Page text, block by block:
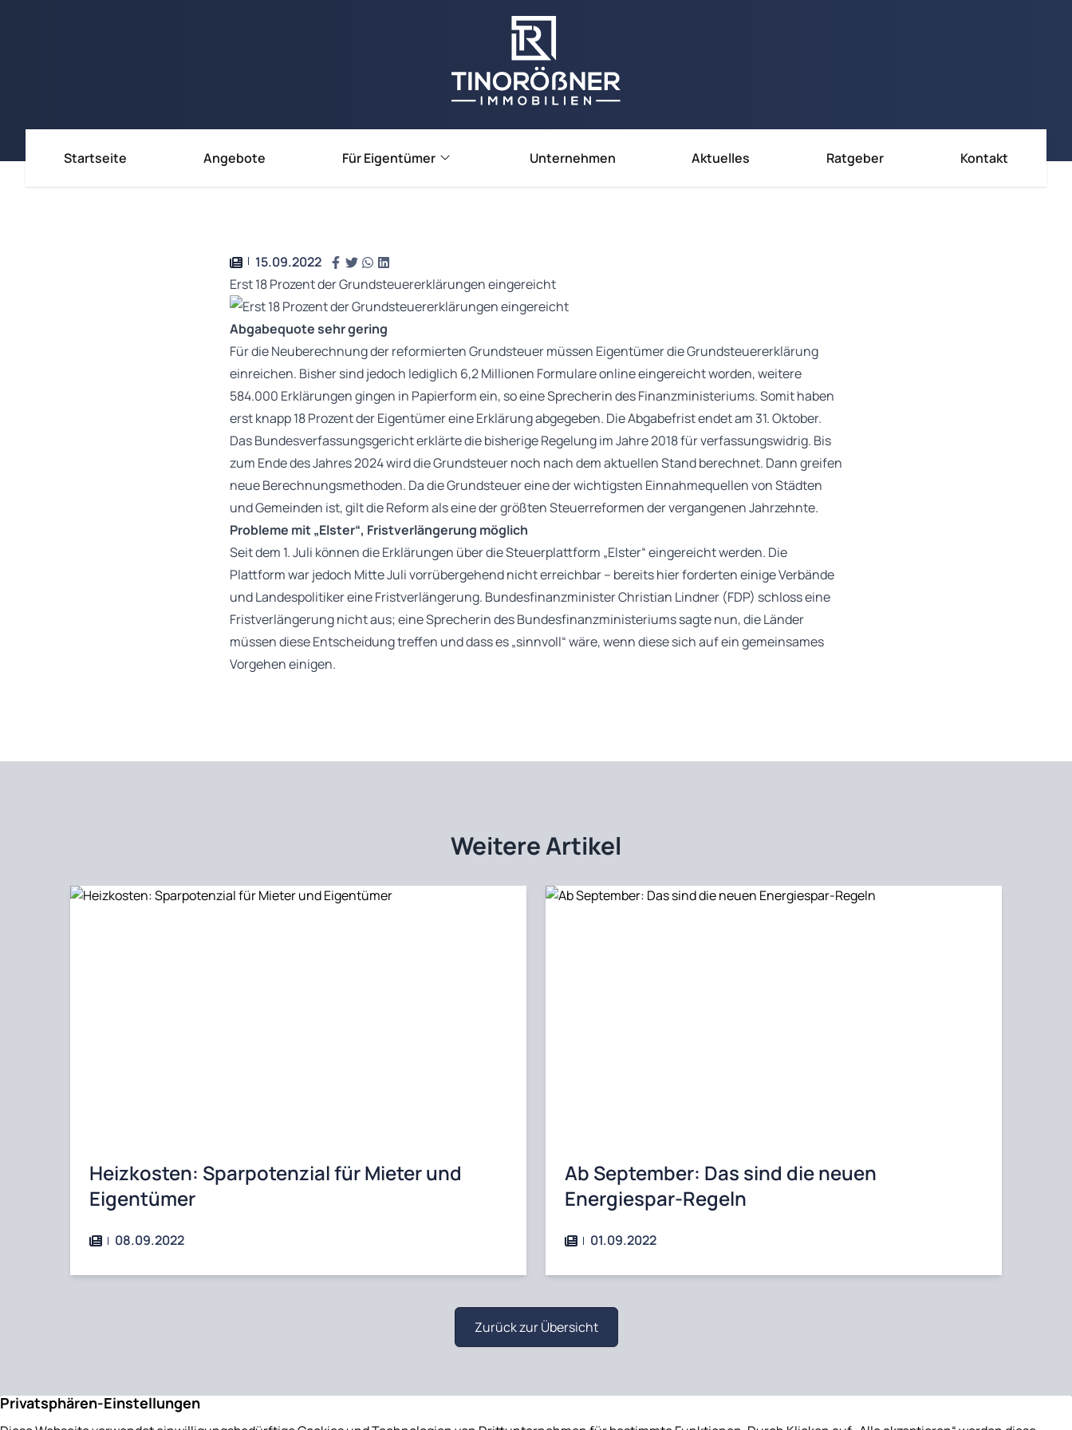
Startseite Angebote
Für Eigentümer
Unternehmen Aktuelles Ratgeber Kontakt
15.09.2022
Erst 18 Prozent der Grundsteuererklärungen eingereicht
Abgabequote sehr gering
Für die Neuberechnung der reformierten Grundsteuer müssen Eigentümer die Grundsteuererklärung
einreichen. Bisher sind jedoch lediglich 6,2 Millionen Formulare online eingereicht worden, weitere
584.000 Erklärungen gingen in Papierform ein, so eine Sprecherin des Finanzministeriums. Somit haben
erst knapp 18 Prozent der Eigentümer eine Erklärung abgegeben. Die Abgabefrist endet am 31. Oktober.
Das Bundesverfassungsgericht erklärte die bisherige Regelung im Jahre 2018 für verfassungswidrig. Bis
zum Ende des Jahres 2024 wird die Grundsteuer noch nach dem aktuellen Stand berechnet. Dann greifen
neue Berechnungsmethoden. Da die Grundsteuer eine der wichtigsten Einnahmequellen von Städten
und Gemeinden ist, gilt die Reform als eine der größten Steuerreformen der vergangenen Jahrzehnte.
Probleme mit „Elster“, Fristverlängerung möglich
Seit dem 1. Juli können die Erklärungen über die Steuerplattform „Elster“ eingereicht werden. Die
Plattform war jedoch Mitte Juli vorrübergehend nicht erreichbar – bereits hier forderten einige Verbände
und Landespolitiker eine Fristverlängerung. Bundesfinanzminister Christian Lindner (FDP) schloss eine
Fristverlängerung nicht aus; eine Sprecherin des Bundesfinanzministeriums sagte nun, die Länder
müssen diese Entscheidung treffen und dass es „sinnvoll“ wäre, wenn diese sich auf ein gemeinsames
Vorgehen einigen.
Weitere Artikel
Heizkosten: Sparpotenzial für Mieter und
Eigentümer
08.09.2022
Ab September: Das sind die neuen
Energiespar-Regeln
01.09.2022
Zurück zur Übersicht